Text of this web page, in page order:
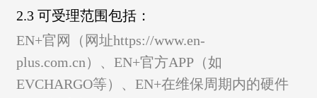
2.3 可受理范围包括：
EN+官网（网址https://www.en-
plus.com.cn）、EN+官方APP（如
EVCHARGO等）、EN+在维保周期内的硬件